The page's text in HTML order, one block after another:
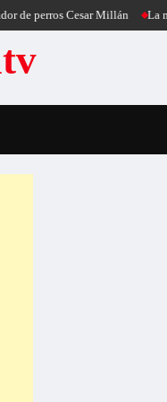
Cesar Millán La mejor